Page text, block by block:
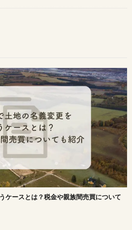
ケースとは？税金や親族間売買について